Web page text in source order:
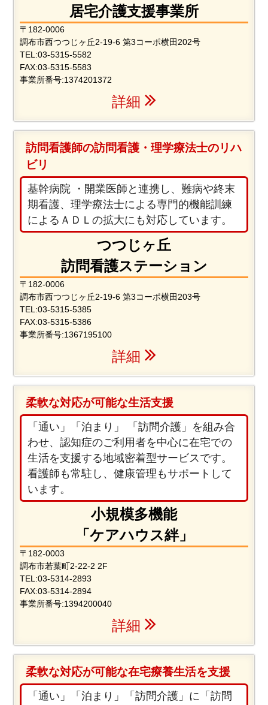
居宅介護支援事業所
〒182-0006
調布市西つつじヶ丘2-19-6 第3コーポ横田202号
TEL:03-5315-5582
FAX:03-5315-5583
事業所番号:1374201372
詳細
訪問看護師の訪問看護・理学療法士のリハ
ビリ
基幹病院 ・開業医師と連携し、難病や終末
期看護、理学療法士による専門的機能訓練
によるＡＤＬの拡大にも対応しています。
つつじヶ丘
訪問看護ステーション
〒182-0006
調布市西つつじヶ丘2-19-6 第3コーポ横田203号
TEL:03-5315-5385
FAX:03-5315-5386
事業所番号:1367195100
詳細
柔軟な対応が可能な生活支援
「通い」「泊まり」 「訪問介護」を組み合
わせ、認知症のご利用者を中心に在宅での
生活を支援する地域密着型サービス です。
看護師も常駐し、健康管理もサポートして
います。
小規模多機能
「ケアハウス絆」
〒182-0003
調布市若葉町2-22-2 2F
TEL:03-5314-2893
FAX:03-5314-2894
事業所番号:1394200040
詳細
柔軟な対応が可能な在宅療養生活を支援
「通い」「泊まり」「訪問介護」に 「訪問